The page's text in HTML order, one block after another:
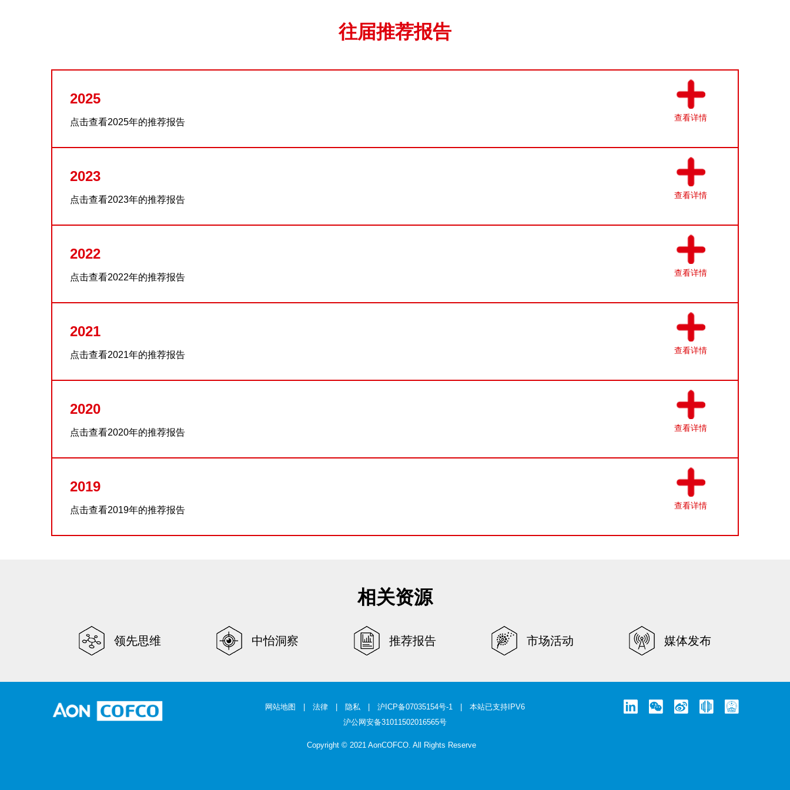
往届推荐报告
2025
点击查看2025年的推荐报告 查看详情
2023
点击查看2023年的推荐报告 查看详情
2022
点击查看2022年的推荐报告 查看详情
2021
点击查看2021年的推荐报告 查看详情
2020
点击查看2020年的推荐报告 查看详情
2019
点击查看2019年的推荐报告 查看详情
相关资源
领先思维 中怡洞察 推荐报告 市场活动 媒体发布
网站地图 法律 隐私 沪ICP备07035154号-1 | 本站已支持IPV6
沪公网安备31011502016565号
Copyright © 2021 AonCOFCO. All Rights Reserve